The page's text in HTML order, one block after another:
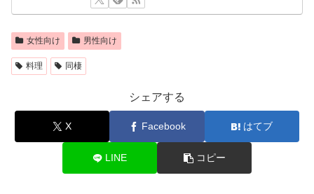
女性向け 男性向け
料理 同棲
シェアする
X Facebook はてブ
LINE コピー